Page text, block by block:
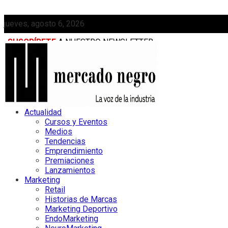
jueves, agosto 6, 2026
SUSCRÍBETE A NUESTRO NEWSLETTER
MEDIAKIT
Actualidad
Cursos y Eventos
Medios
Tendencias
Emprendimiento
Premiaciones
Lanzamientos
Marketing
Retail
Historias de Marcas
Marketing Deportivo
EndoMarketing